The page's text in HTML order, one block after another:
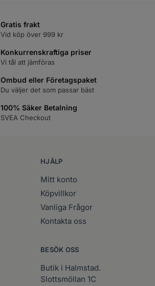
Gratis frakt
Vid köp över 999 kr
Konkurrenskraftiga priser
Vi tål att jämföras
Ombud eller Företagspaket
Du väljer det som passar bäst
100% Säker Betalning
SVEA Checkout
HJÄLP
Mitt konto
Köpvillkor
Vanliga Frågor
Kontakta oss
BESÖK OSS
Butik i Halmstad.
Slottsmöllan 1C